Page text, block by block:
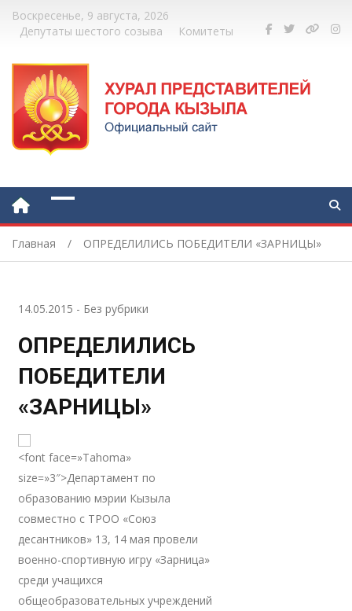
Воскресенье, 9 августа, 2026
Депутаты шестого созыва
Комитеты
Главная ОПРЕДЕЛИЛИСЬ ПОБЕДИТЕЛИ «ЗАРНИЦЫ»
14.05.2015 - Без рубрики
ОПРЕДЕЛИЛИСЬ
ПОБЕДИТЕЛИ
«ЗАРНИЦЫ»
<font face=»Tahoma»
size=»3″>Департамент по
образованию мэрии Кызыла
совместно с ТРОО «Союз
десантников» 13, 14 мая провели
военно-спортивную игру «Зарница»
среди учащихся
общеобразовательных учреждений